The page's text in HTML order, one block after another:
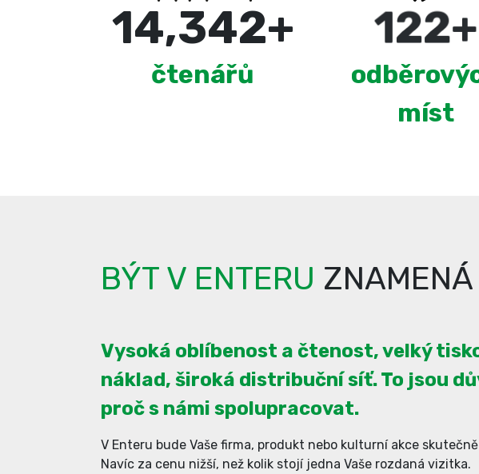
15,000+
čtenářů
220+
míst
BÝT V ENTERU
Vysoká oblíbenost a čtenost, velký
náklad, široká distribuční síť. To jsou
proč s námi spolupracovat.
V Enteru bude Vaše firma, produkt nebo kulturní akce
Navíc za cenu nižší, než kolik stojí jedna Vaše rozdaná vizitka.